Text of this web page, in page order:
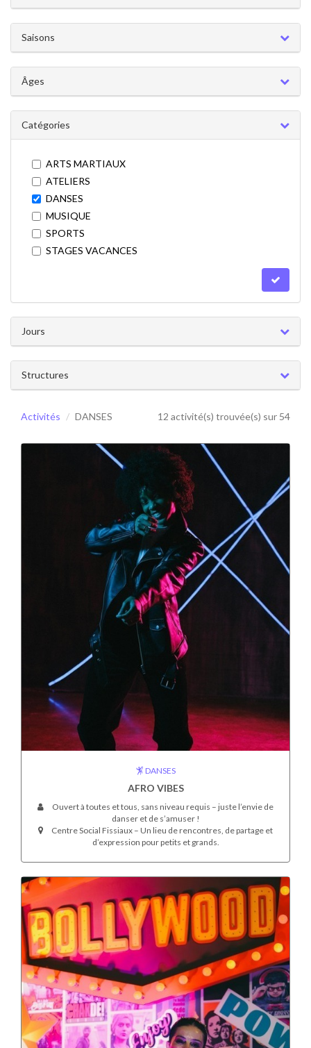
Saisons
Âges
Catégories
ARTS MARTIAUX
ATELIERS
DANSES
MUSIQUE
SPORTS
STAGES VACANCES
Jours
Structures
Activités DANSES 12 activité(s) trouvée(s) sur 54
DANSES
AFRO VIBES
Ouvert à toutes et tous, sans niveau requis – juste l’envie de
danser et de s’amuser !
Centre Social Fissiaux – Un lieu de rencontres, de partage et
d’expression pour petits et grands.